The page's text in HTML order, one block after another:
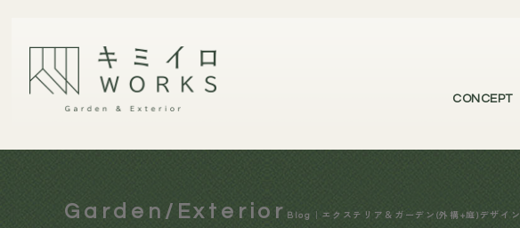
CONCEPT
Garden/Exterior Blog｜エクステリア＆ガーデン(外構+庭)デザイン